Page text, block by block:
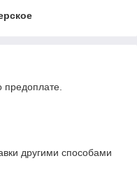
предоплате.
другими способами